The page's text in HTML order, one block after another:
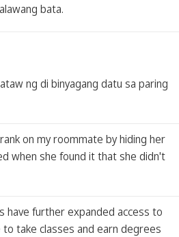
bata.
ng di binyagang datu sa paring
on my roommate by hiding her
when she found it that she didn't
have further expanded access to
take classes and earn degrees